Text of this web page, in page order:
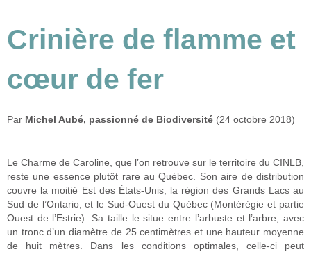
Crinière de flamme et
cœur de fer
Par Michel Aubé, passionné de Biodiversité (24 octobre 2018)
Le Charme de Caroline, que l’on retrouve sur le territoire du CINLB,
reste une essence plutôt rare au Québec. Son aire de distribution
couvre la moitié Est des États-Unis, la région des Grands Lacs au
Sud de l’Ontario, et le Sud-Ouest du Québec (Montérégie et partie
Ouest de l’Estrie). Sa taille le situe entre l’arbuste et l’arbre, avec
un tronc d’un diamètre de 25 centimètres et une hauteur moyenne
de huit mètres. Dans les conditions optimales, celle-ci peut